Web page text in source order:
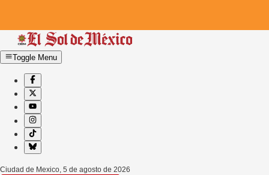
Toggle Menu
Ciudad de Mexico, 5 de agosto de 2026